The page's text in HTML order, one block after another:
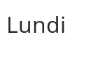
Lundi